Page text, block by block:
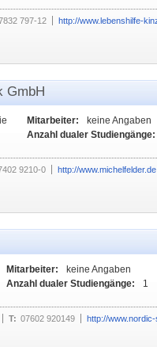
797-12 http://www.lebenshilfe-
GmbH
Mitarbeiter:
keine Angaben
Anzahl dualer Studiengänge:
9210-0 http://www.michelfelder.de
Mitarbeiter:
keine Angaben
Anzahl dualer Studiengänge:
1
T: 07602 920149 http://